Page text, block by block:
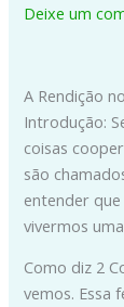
Deixe um
A Rendição
Introdução:
coisas
são
entender
vivermos
Como diz 2
vemos. Essa